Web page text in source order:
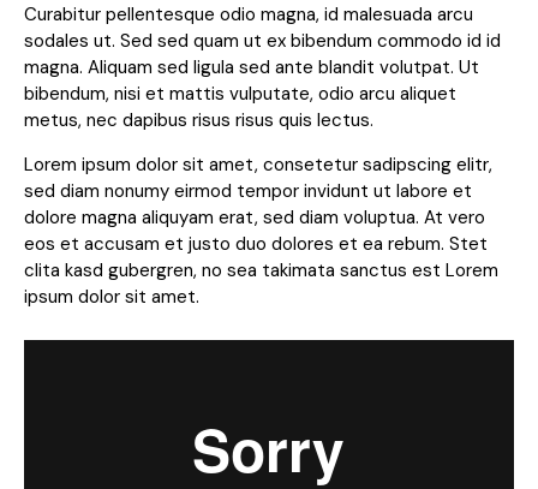
Curabitur pellentesque odio magna, id malesuada arcu
sodales ut. Sed sed quam ut ex bibendum commodo id id
magna. Aliquam sed ligula sed ante blandit volutpat. Ut
bibendum, nisi et mattis vulputate, odio arcu aliquet
metus, nec dapibus risus risus quis lectus.
Lorem ipsum dolor sit amet, consetetur sadipscing elitr,
sed diam nonumy eirmod tempor invidunt ut labore et
dolore magna aliquyam erat, sed diam voluptua. At vero
eos et accusam et justo duo dolores et ea rebum. Stet
clita kasd gubergren, no sea takimata sanctus est Lorem
ipsum dolor sit amet.